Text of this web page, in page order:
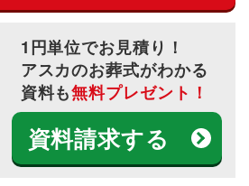
1円単位でお見積り！
アスカのお葬式がわかる
資料も無料プレゼント！
資料請求する